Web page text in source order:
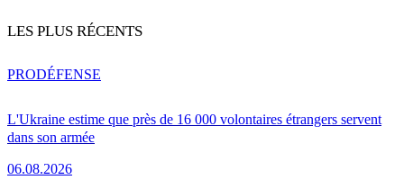
LES PLUS RÉCENTS
L'Ukraine estime que près de 16 000 volontaires étrangers servent
dans son armée
06.08.2026
PRODÉFENSE